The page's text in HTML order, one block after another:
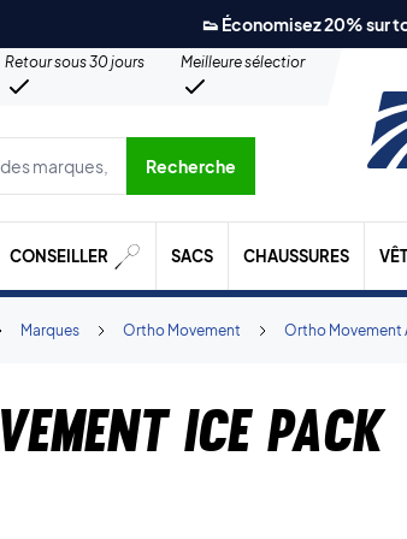
👟 Économisez 20% sur
Retour sous 30 jours
Meilleure sélection
marques, etc.
Recherche
CONSEILLER SACS CHAUSSURES
Ortho Movement
Ortho Movement
Marques
Ice Pack